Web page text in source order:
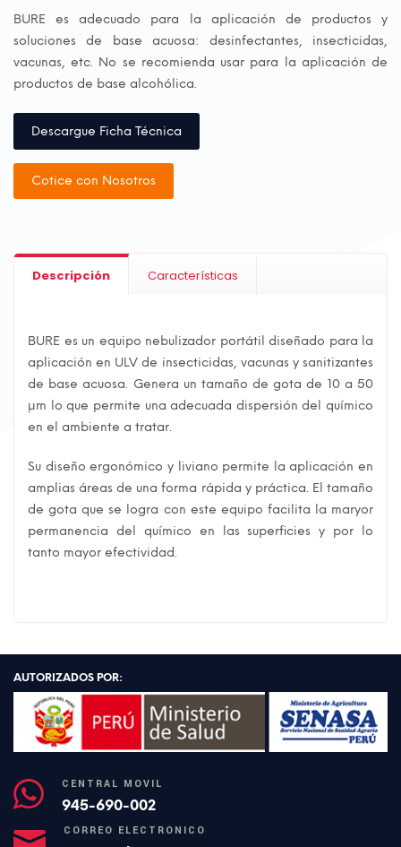
BURE es adecuado para la aplicación de productos y
soluciones de base acuosa: desinfectantes, insecticidas,
vacunas, etc. No se recomienda usar para la aplicación de
productos de base alcohólica.
Descargue Ficha Técnica
Cotice con Nosotros
Descripción Características
BURE es un equipo nebulizador portátil diseñado para la
aplicación en ULV de insecticidas, vacunas y sanitizantes
de base acuosa. Genera un tamaño de gota de 10 a 50
μm lo que permite una adecuada dispersión del químico
en el ambiente a tratar.
Su diseño ergonómico y liviano permite la aplicación en
amplias áreas de una forma rápida y práctica. El tamaño
de gota que se logra con este equipo facilita la maryor
permanencia del químico en las superficies y por lo
tanto mayor efectividad.
AUTORIZADOS POR:
CENTRAL MÓVIL
945-690-002
CORREO ELECTRÓNICO